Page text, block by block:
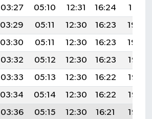
03:27 05:10 12:31 16:24
19:41
03:29 05:11 12:30 16:23
19:40
03:30 05:11 12:30 16:23
19:39
03:32 05:12 12:30 16:23
19:38
03:33 05:13 12:30 16:22
19:37
03:34 05:14 12:30 16:22
19:36
03:36 05:15 12:30 16:21
19:35